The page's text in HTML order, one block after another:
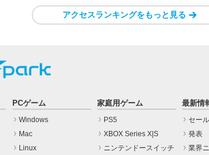
アクセスランキングをもっと見る
PCゲーム
Windows
Mac
Linux
家庭用ゲーム
PS5
XBOX Series X|S
ニンテンドースイッチ
最新情
セー
発表
業界